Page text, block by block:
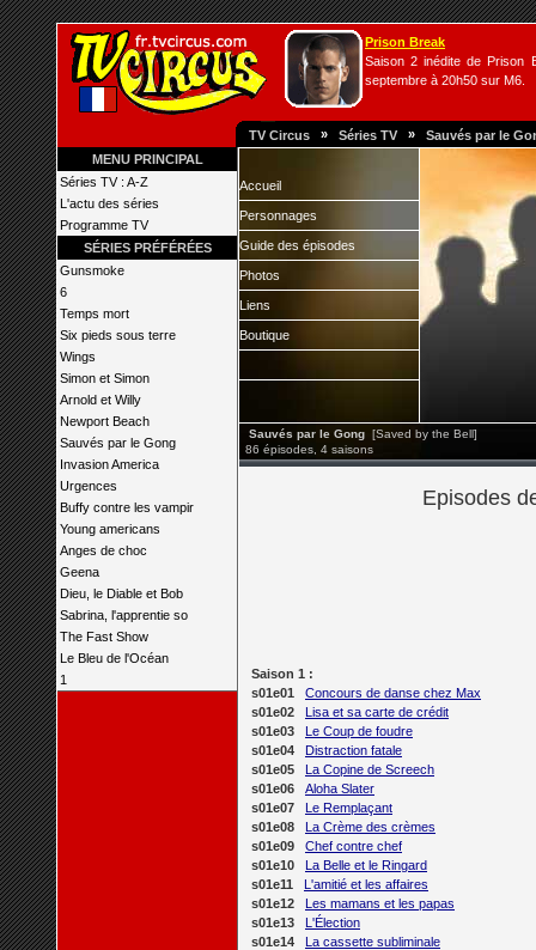
Prison Break
Saison 2 inédite de Prison
septembre à 20h50 sur M6.
TV Circus » Séries TV » Sauvés par le
MENU PRINCIPAL
Séries TV : A-Z
L'actu des séries
Programme TV
SÉRIES PRÉFÉRÉES
Gunsmoke
6
Temps mort
Six pieds sous terre
Wings
Simon et Simon
Arnold et Willy
Newport Beach
Sauvés par le Gong
Invasion America
Urgences
Buffy contre les vampir
Young americans
Anges de choc
Geena
Dieu, le Diable et Bob
Sabrina, l'apprentie so
The Fast Show
Le Bleu de l'Océan
1
Accueil
Personnages
Guide des épisodes
Photos
Liens
Boutique
Sauvés par le Gong [Saved by the Bell]
86 épisodes, 4 saisons
Episodes
Saison 1 :
s01e01
Concours de danse chez Max
s01e02
Lisa et sa carte de crédit
s01e03
Le Coup de foudre
s01e04
Distraction fatale
s01e05
La Copine de Screech
s01e06
Aloha Slater
s01e07
Le Remplaçant
s01e08
La Crème des crèmes
s01e09
Chef contre chef
s01e10
La Belle et le Ringard
s01e11
L'amitié et les affaires
s01e12
Les mamans et les papas
s01e13
L'Élection
s01e14
La cassette subliminale